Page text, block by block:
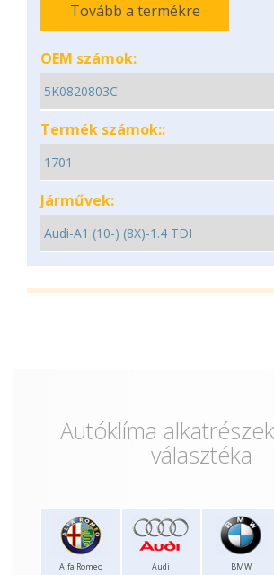
Tovább a termékre
OEM számok:
Termék számok::
Járművek:
Autóklíma
választéka
Alfa Romeo Audi BMW